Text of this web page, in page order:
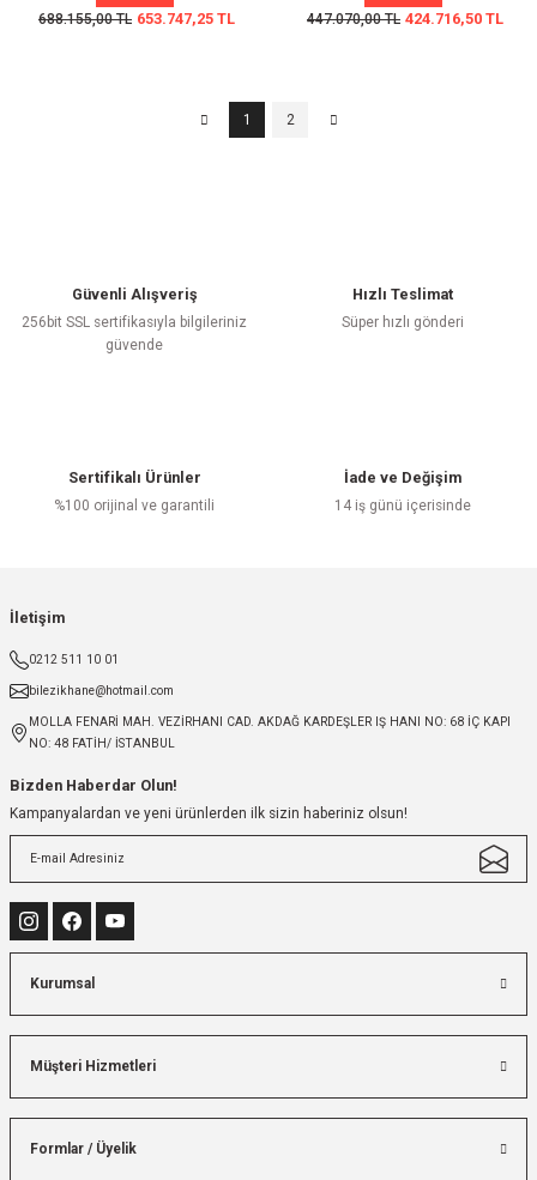
688.155,00 TL 653.747,25 TL
447.070,00 TL 424.716,50 TL
1 2
Güvenli Alışveriş
256bit SSL sertifikasıyla bilgileriniz
güvende
Hızlı Teslimat
Süper hızlı gönderi
Sertifikalı Ürünler
%100 orijinal ve garantili
İade ve Değişim
14 iş günü içerisinde
İletişim
0212 511 10 01
bilezikhane@hotmail.com
MOLLA FENARİ MAH. VEZİRHANI CAD. AKDAĞ KARDEŞLER IŞ HANI NO: 68 İÇ KAPI
NO: 48 FATİH/ İSTANBUL
Bizden Haberdar Olun!
Kampanyalardan ve yeni ürünlerden ilk sizin haberiniz olsun!
Kurumsal
Müşteri Hizmetleri
Formlar / Üyelik